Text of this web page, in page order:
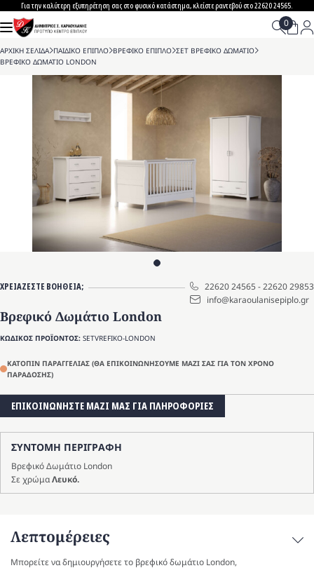
to
content
Για την καλύτερη εξυπηρέτηση σας στο φυσικό κατάστημα, κλείστε ραντεβού στο 22620 24565.
ΑΡΧΙΚΗ ΣΕΛΙΔΑ>ΠΑΙΔΙΚΟ ΕΠΙΠΛΟ>ΒΡΕΦΙΚΟ ΕΠΙΠΛΟ>ΣΕΤ ΒΡΕΦΙΚΟ ΔΩΜΑΤΙΟ>
ΒΡΕΦΙΚΟ ΔΩΜΑΤΙΟ LONDON
ΧΡΕΙΑΖΕΣΤΕ ΒΟΗΘΕΙΑ; 22620 24565-22620 29853
info@karaoulanisepiplo.gr
Βρεφικό Δωμάτιο London
ΚΩΔΙΚΟΣ ΠΡΟΪΟΝΤΟΣ: SETVREFIKO-LONDON
ΚΑΤΟΠΙΝ ΠΑΡΑΓΓΕΛΙΑΣ (ΘΑ ΕΠΙΚΟΙΝΩΝΗΣΟΥΜΕ ΜΑΖΙ ΣΑΣ ΓΙΑ ΤΟΝ ΧΡΟΝΟ
ΠΑΡΑΔΟΣΗΣ)
ΕΠΙΚΟΙΝΩΝΗΣΤΕ ΜΑΖΙ ΜΑΣ ΓΙΑ ΠΛΗΡΟΦΟΡΙΕΣ
ΣΥΝΤΟΜΗ ΠΕΡΙΓΡΑΦΗ
Βρεφικό Δωμάτιο London
Σε χρώμαΛευκό.
Λεπτομέρειες
Μπορείτε να δημιουργήσετε το βρεφικό δωμάτιο London,